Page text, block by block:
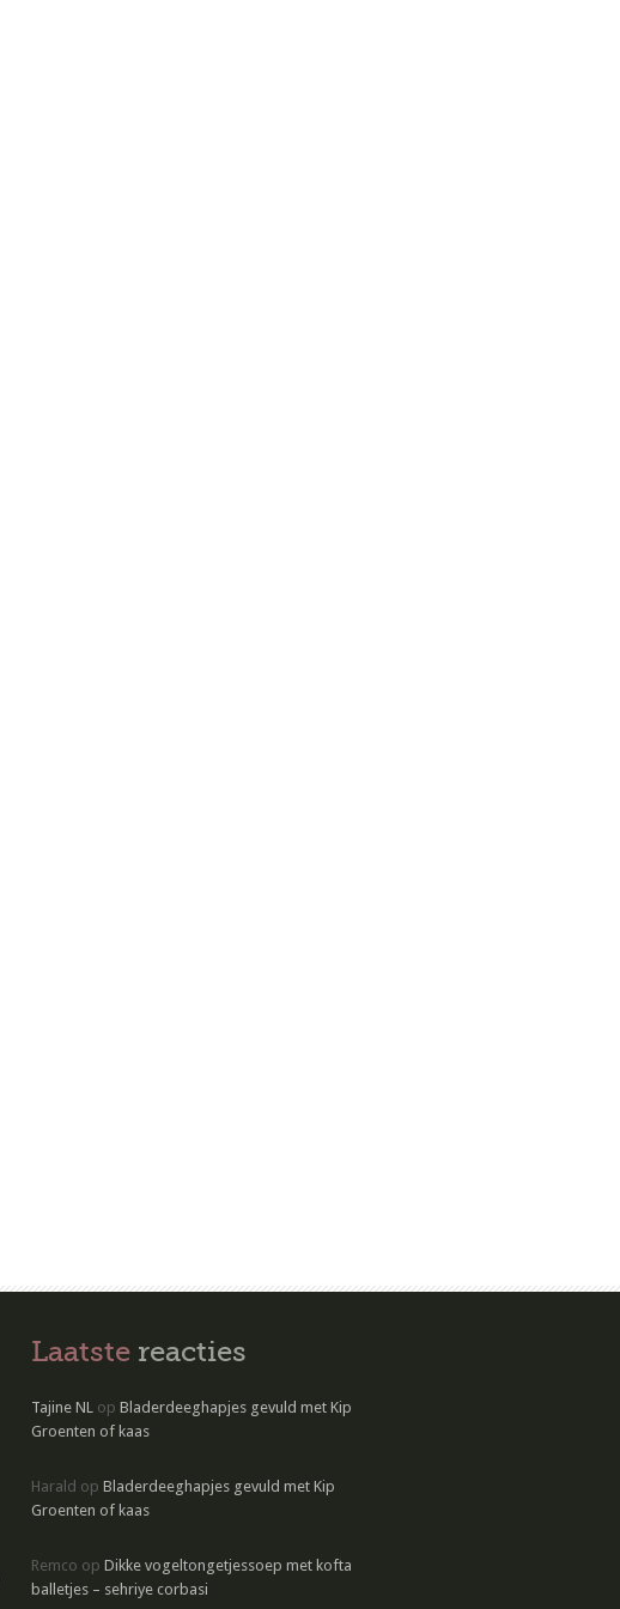
Laatste reacties
Tajine NL op Bladerdeeghapjes gevuld met Kip
Groenten of kaas
Harald op Bladerdeeghapjes gevuld met Kip
Groenten of kaas
Remco op Dikke vogeltongetjessoep met kofta
balletjes – sehriye corbasi